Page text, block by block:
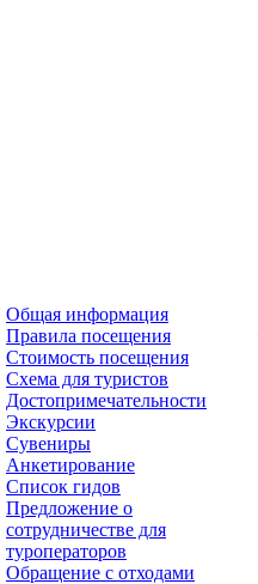
Общая информация
Правила посещения
Стоимость посещения
Схема для туристов
Достопримечательности
Экскурсии
Сувениры
Анкетирование
Список гидов
Предложение о
сотрудничестве для
туроператоров
Обращение с отходами